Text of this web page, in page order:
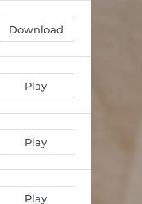
Download
Play
Play
Play